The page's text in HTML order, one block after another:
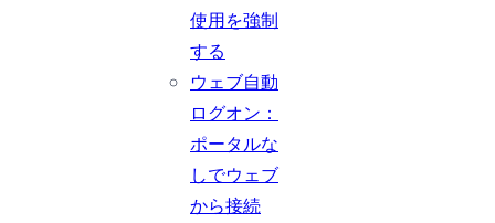
使用を強制
する
ウェブ自動
ログオン：
ポータルな
しでウェブ
から接続